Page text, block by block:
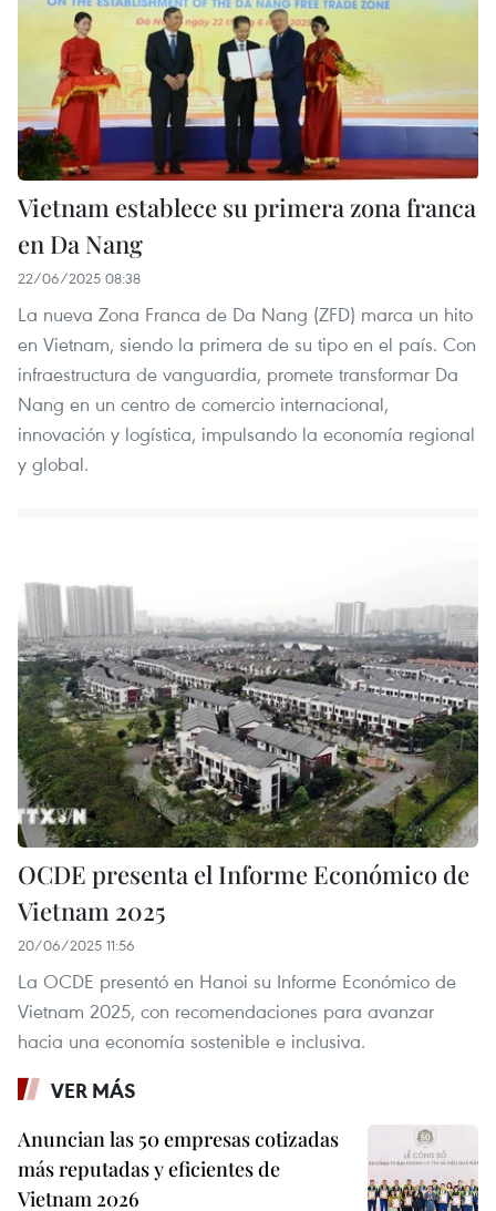
Vietnam establece su primera zona franca
en Da Nang
22/06/2025 08:38
La nueva Zona Franca de Da Nang (ZFD) marca un hito
en Vietnam, siendo la primera de su tipo en el país. Con
infraestructura de vanguardia, promete transformar Da
Nang en un centro de comercio internacional,
innovación y logística, impulsando la economía regional
y global.
OCDE presenta el Informe Económico de
Vietnam 2025
20/06/2025 11:56
La OCDE presentó en Hanoi su Informe Económico de
Vietnam 2025, con recomendaciones para avanzar
hacia una economía sostenible e inclusiva.
VER MÁS
Anuncian las 50 empresas cotizadas
más reputadas y eficientes de
Vietnam 2026